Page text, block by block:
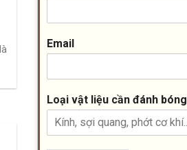
Email
Loại vật liệu cần đánh bóng